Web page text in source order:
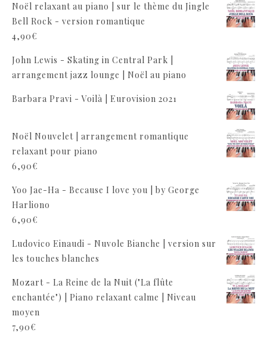
Noël relaxant au piano | sur le thème du Jingle
Bell Rock - version romantique
4,90€
John Lewis - Skating in Central Park |
arrangement jazz lounge | Noël au piano
Barbara Pravi - Voilà | Eurovision 2021
Noël Nouvelet | arrangement romantique
relaxant pour piano
6,90€
Yoo Jae-Ha - Because I love you | by George
Harliono
6,90€
Ludovico Einaudi - Nuvole Bianche | version sur
les touches blanches
Mozart - La Reine de la Nuit ("La flûte
enchantée") | Piano relaxant calme | Niveau
moyen
7,90€